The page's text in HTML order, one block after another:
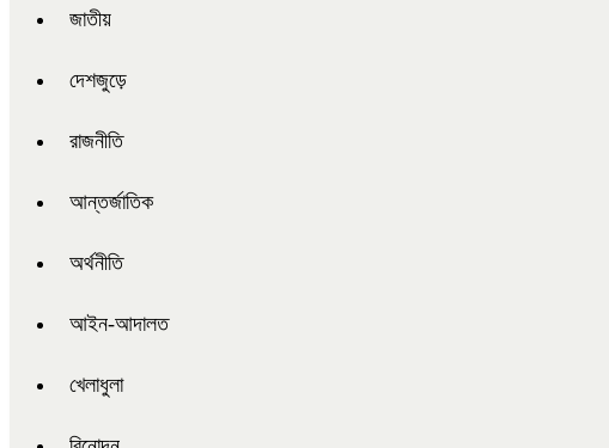
জাতীয়
দেশজুড়ে
রাজনীতি
আন্তর্জাতিক
অর্থনীতি
আইন-আদালত
খেলাধুলা